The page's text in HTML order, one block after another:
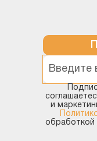
и
обработкой